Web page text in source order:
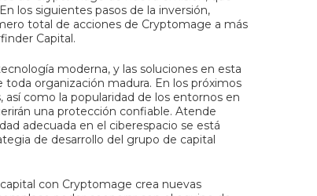
los siguientes pasos de la inversión,
total de acciones de Cryptomage a más
Capital.
moderna, y las soluciones en esta
organización madura. En los próximos
como la popularidad de los entornos en
una protección confiable. Atende
adecuada en el ciberespacio se está
de desarrollo del grupo de capital
con Cryptomage crea nuevas